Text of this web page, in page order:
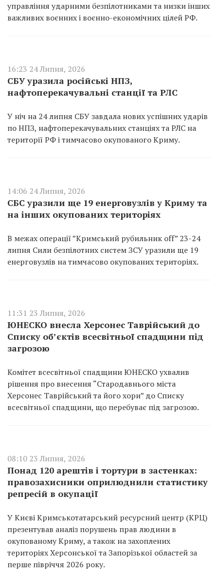
управління ударними безпілотниками та низки інших
важливих воєнних і воєнно-економічних цілей РФ.
16:23 24 Липня, 2026
СБУ уразила російські НПЗ,
нафтоперекачувальні станції та РЛС
У ніч на 24 липня СБУ завдала нових успішних ударів
по НПЗ, нафтоперекачувальних станціях та РЛС на
території РФ і тимчасово окупованого Криму.
14:06 24 Липня, 2026
СБС уразили ще 19 енерговузлів у Криму та
на інших окупованих територіях
В межах операції ”Кримський рубильник off” 23-24
липня Сили безпілотних систем ЗСУ уразили ще 19
енерговузлів на тимчасово окупованих територіях.
11:31 23 Липня, 2026
ЮНЕСКО внесла Херсонес Таврійський до
Списку об’єктів всесвітньої спадщини під
загрозою
Комітет всесвітньої спадщини ЮНЕСКО ухвалив
рішення про внесення “Стародавнього міста
Херсонес Таврійський та його хори” до Списку
всесвітньої спадщини, що перебуває під загрозою.
08:10 23 Липня, 2026
Понад 120 арештів і тортури в застенках:
правозахисники оприлюднили статистику
репресій в окупації
У Києві Кримськотатарський ресурсний центр (КРЦ)
презентував аналіз порушень прав людини в
окупованому Криму, а також на захоплених
територіях Херсонської та Запорізької областей за
перше півріччя 2026 року.